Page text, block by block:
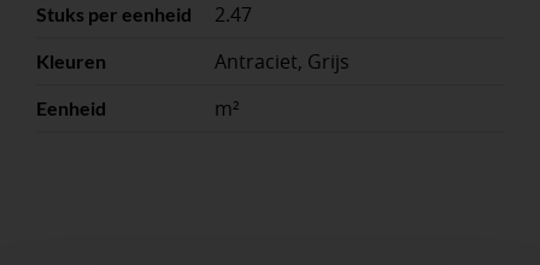
Stuks per eenheid 2.47
Kleuren Antraciet, Grijs
Eenheid m²